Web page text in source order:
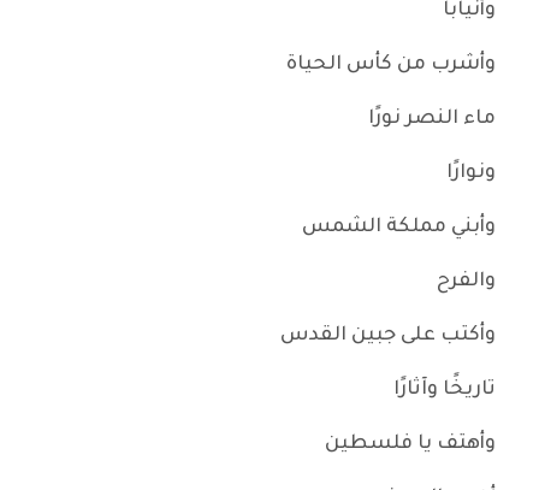
وأنياباً
وأشرب من كأس الحياة
ماء النصر نورًا
ونوارًا
وأبني مملكة الشمس
والفرح
وأكتب على جبين القدس
تاريخًا وآثارًا
وأهتف يا فلسطين